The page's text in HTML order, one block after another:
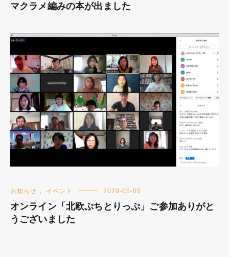
マクラメ編みの本が出ました
お知らせ , イベント 2020-05-05
オンライン「北欧ぷちとりっぷ」ご参加ありがと
うございました